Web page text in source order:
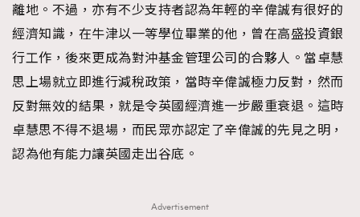
離地。不過，亦有不少支持者認為年輕的辛偉誠有很好的
經濟知識，在牛津以一等學位畢業的他，曾在高盛投資銀
行工作，後來更成為對沖基金管理公司的合夥人。當卓慧
思上場就立即進行減稅政策，當時辛偉誠極力反對，然而
反對無效的結果，就是令英國經濟進一步嚴重衰退。這時
卓慧思不得不退場，而民眾亦認定了辛偉誠的先見之明，
認為他有能力讓英國走出谷底。
Advertisement